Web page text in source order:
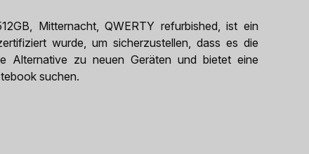
Mitternacht, QWERTY refurbished, ist ein
wurde, um sicherzustellen, dass es die
Alternative zu neuen Geräten und bietet eine
suchen.